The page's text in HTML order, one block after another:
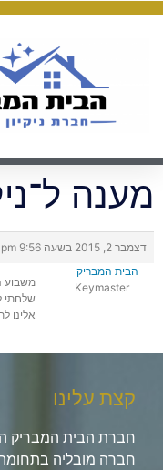
מענה
דצמבר 2, 2015 בשעה 9:56 pm
הבית המבריק
Keymaster
משבוע
שלחתי
אלינו
קצת עלינו
חברת הבית המבריק
חברה מובליה